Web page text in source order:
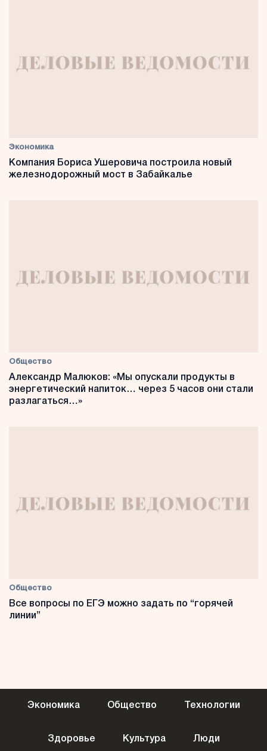
Экономика
Компания Бориса Ушеровича построила новый
железнодорожный мост в Забайкалье
Общество
Александр Малюков: «Мы опускали продукты в
энергетический напиток… через 5 часов они стали
разлагаться…»
Общество
Все вопросы по ЕГЭ можно задать по “горячей
линии”
Экономика Общество Технологии
Здоровье Культура Люди